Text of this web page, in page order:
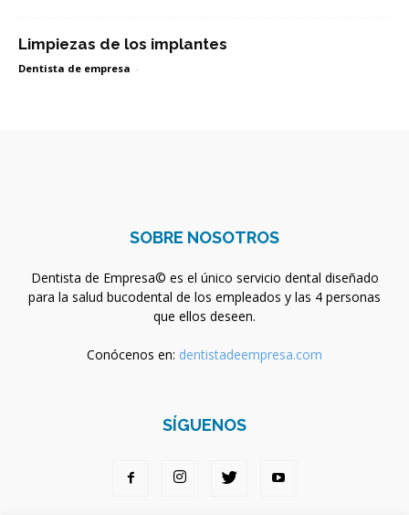
Limpiezas de los implantes
Dentista de empresa -
SOBRE NOSOTROS
Dentista de Empresa© es el único servicio dental diseñado
para la salud bucodental de los empleados y las 4 personas
que ellos deseen.
Conócenos en: dentistadeempresa.com
SÍGUENOS